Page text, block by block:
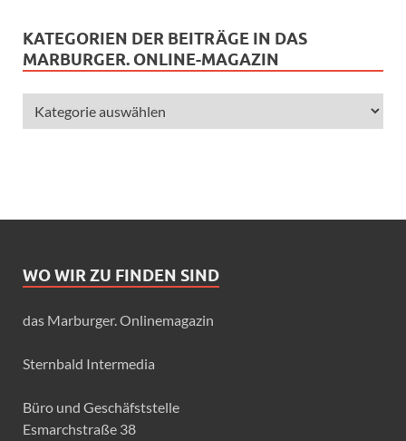
KATEGORIEN DER BEITRÄGE IN DAS
MARBURGER. ONLINE-MAGAZIN
WO WIR ZU FINDEN SIND
das Marburger. Onlinemagazin
Sternbald Intermedia
Büro und Geschäfststelle
Esmarchstraße 38